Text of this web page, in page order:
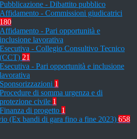
Pubblicazione - Dibattito pubblico
Affidamento - Commissioni giudicatrici
180
Affidamento - Pari opportunità e
inclusione lavorativa
Esecutiva - Collegio Consultivo Tecnico
(CCT) 21
Esecutiva - Pari opportunità e inclusione
lavorativa
Sponsorizzazioni 1
Procedure di somma urgenza e di
protezione civile 1
Finanza di progetto 1
(Ex bandi di gara fino a fine 2023) 658